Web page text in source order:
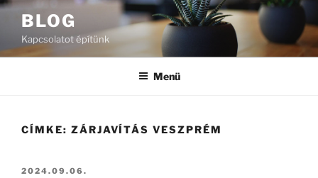
Tartalomhoz
BLOG
Kapcsolatot építünk
Menü
CÍMKE: ZÁRJAVÍTÁS VESZPRÉM
BEKÜLDVE:
2024.09.06.